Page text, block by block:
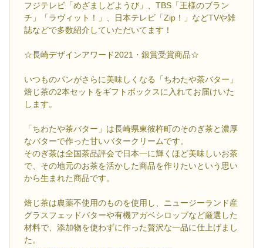
フジテレビ「めざましどようび」、TBS「王様のブラン
チ」「ラヴィット！」、日本テレビ「Zip！」などTVや雑
誌などで多数紹介していただいてます！
☆長崎デザインアワード2021・銀賞受賞商品☆
いつものパンがさらに美味しくなる「ちわたや茶バター」
焙じ茶の2本セットをギフトボックスに入れてお届けいた
します。
「ちわたや茶バター」は長崎県東彼杵町のそのぎ茶と濃厚
なバターで作った甘いバタークリームです。
そのぎ茶は全国茶品評会で日本一に輝くほど美味しいお茶
で、その地元のお茶を活かした商品を作りたいという思い
から生まれた商品です。
焙じ茶は農薬不使用のものを使用し、ニュージーランド産
グラスフェッドバターや有機アガベシロップなど厳選した
材料で、添加物を使わずに作った贅沢な一品に仕上げまし
た。